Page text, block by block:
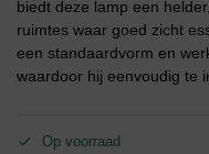
biedt deze lamp een
ruimtes waar goed zicht
een standaardvorm en
waardoor hij eenvoudig te
Op voorraad